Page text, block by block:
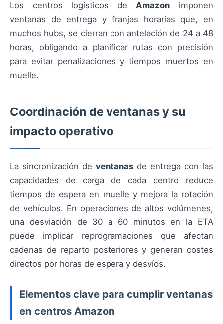
Los centros logísticos deAmazon imponen
ventanas de entrega y franjas horarias que, en
muchos hubs, se cierran con antelación de 24 a 48
horas, obligando a planificar rutas con precisión
para evitar penalizaciones y tiempos muertos en
muelle.
Coordinación de ventanas y su
impacto operativo
La sincronización de ventanas de entrega con las
capacidades de carga de cada centro reduce
tiempos de espera en muelle y mejora la rotación
de vehículos. En operaciones de altos volúmenes,
una desviación de 30 a 60 minutos en la ETA
puede implicar reprogramaciones que afectan
cadenas de reparto posteriores y generan costes
directos por horas de espera y desvíos.
Elementos clave para cumplir ventanas
en centros Amazon